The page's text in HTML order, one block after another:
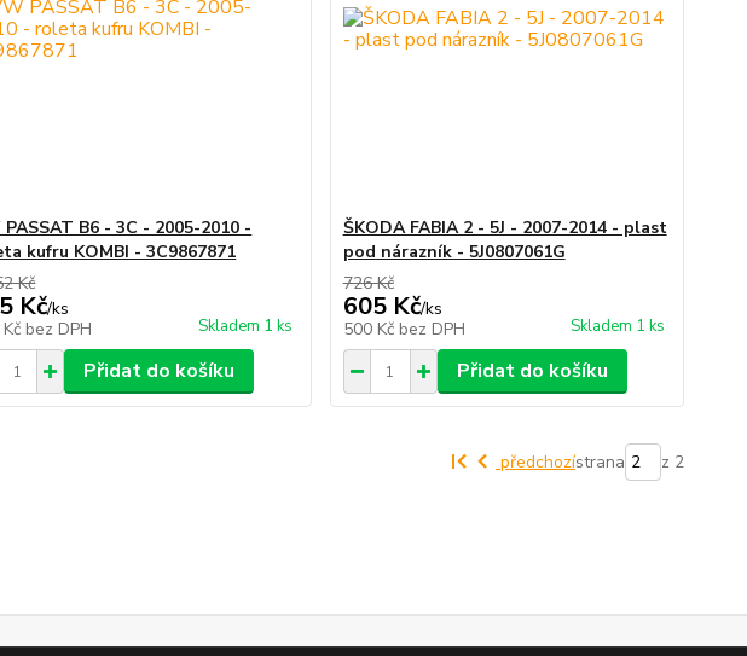
B6 - 3C - 2005-2010 -
kufru KOMBI - 3C9867871
Kč
Kč/ks
bez DPH Skladem 1 ks
Přidat do košíku
ŠKODA FABIA 2 - 5J - 2007-2014 - plast
pod nárazník - 5J0807061G
726 Kč
605 Kč/ks
500 Kč bez DPH Skladem 1 ks
Přidat do košíku
předchozístrana z 2